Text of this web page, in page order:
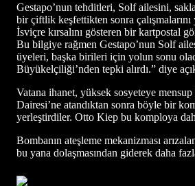
Gestapo’nun tehditleri, Solf ailesini,
bir çiftlik keşfettikten sonra
İsviçre kırsalını gösteren bir kartpostal
Bu bilgiye rağmen Gestapo’nun Solf
üyeleri, başka birileri için yolun sonu
Büyükelçiliği’nden tepki alırdı.” diye
Vatana ihanet, yüksek sosyeteye
Dairesi’ne atandıktan sonra böyle bir
yerleştirdiler. Otto Kiep bu komploya
Bombanın ateşleme mekanizması
bu yana dolaşmasından giderek daha